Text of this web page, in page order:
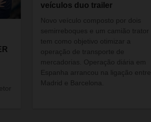
veículos duo trailer
Novo veículo composto por dois
semirreboques e um camião trator
tem como objetivo otimizar a
operação de transporte de
mercadorias. Operação diária em
Espanha arrancou na ligação entre
Madrid e Barcelona.